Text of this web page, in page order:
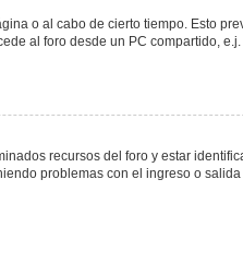
o al cabo de cierto tiempo. Esto
al foro desde un PC compartido,
recursos del foro y estar
problemas con el ingreso o